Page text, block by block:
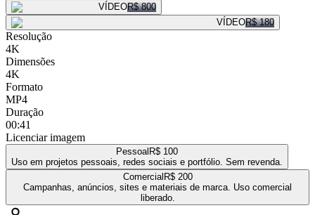
VÍDEOR$ 800
VÍDEOR$ 180
Resolução
4K
Dimensões
4K
Formato
MP4
Duração
00:41
Licenciar imagem
Pessoal R$ 100
Uso em projetos pessoais, redes sociais e portfólio. Sem revenda.
Comercial R$ 200
Campanhas, anúncios, sites e materiais de marca. Uso comercial
liberado.